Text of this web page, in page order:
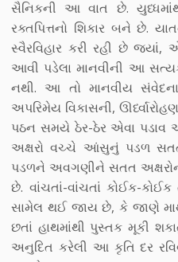
સૈનિકની આ વાત છે.
રક્તપિત્તનો શિકાર બને છે.
સ્વૈરવિહાર કરી રહી છે જ્યાં,
આવી પડેલા માનવીની આ
નથી. આ તો માનવીય
અપરિમેય વિકાસની,
પઠન સમયે ઠેર-ઠેર એવા
અક્ષરો વચ્ચે આંસુનું પડળ
પડળને અવગણીને સતત
છે. વાંચતાં-વાંચતાં કોઈક-
સામેલ થઈ જાય છે, કે જાણે
છતાં હાથમાંથી પુસ્તક મૂકી
અનુદિત કરેલી આ કૃતિ દર